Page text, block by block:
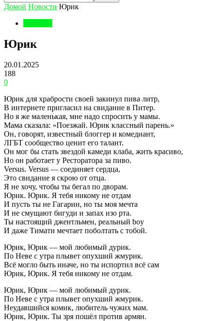
Домой Новости Юрик
Юрик
20.01.2025
188
0
Юрик для храбрости своей закинул пива литр,
В интернете пригласил на свидание в Питер.
Но я же маленькая, мне надо спросить у мамы.
Мама сказала: «Поезжай. Юрик классный парень.»
Он, говорят, известный блоггер и комедиант,
ЛГБТ сообщество ценит его талант.
Он мог бы стать звездой камеди клаба, жить красиво,
Но он работает у Ресторатора за пиво.
Versus. Versus — соединяет сердца,
Это свидание я скрою от отца.
Я не хочу, чтобы ты бегал по дворам.
Юрик. Юрик. Я тебя никому не отдам
И пусть ты не Гагарин, но ты моя мечта
И не смущают бигуди и запах изо рта.
Ты настоящий джентльмен, реальный boy
И даже Тимати мечтает поболтать с тобой.
Юрик, Юрик — мой любимый дурик.
По Неве с утра плывет опухший жмурик.
Всё могло быть иначе, но ты испортил всё сам
Юрик, Юрик. Я тебя никому не отдам.
Юрик, Юрик — мой любимый дурик.
По Неве с утра плывет опухший жмурик.
Неудавшийся комик, любитель чужих мам.
Юрик, Юрик. Ты зря пошёл против армян.